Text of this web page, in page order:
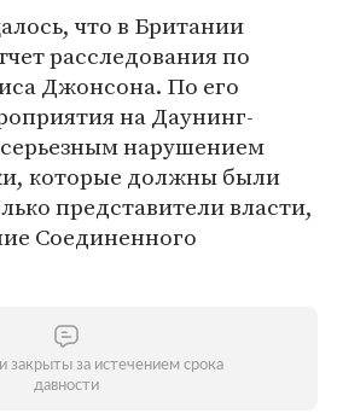
что в Британии
расследования по
Джонсона. По его
на Даунинг-
нарушением
которые должны были
представители власти,
Соединенного
закрыты за истечением срока
давности